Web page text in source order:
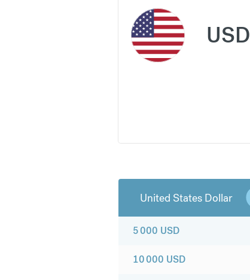
USD
United States Dollar
5 000 USD
10 000 USD